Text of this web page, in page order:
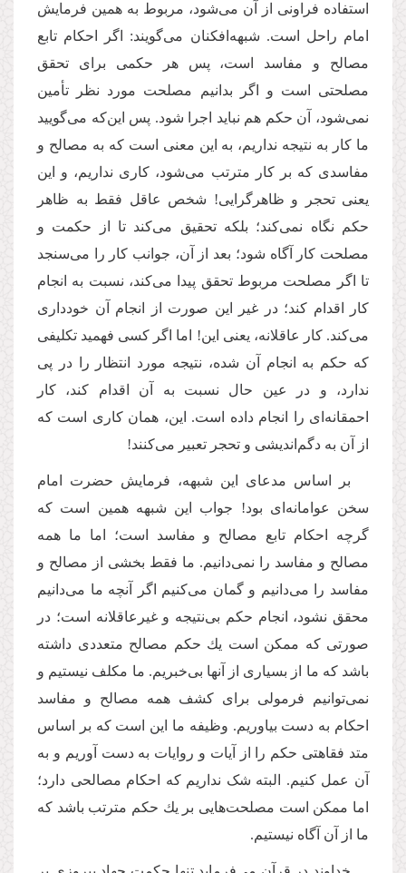
استفاده فراونی از آن می‌شود، مربوط به همین فرمایش
امام راحل است. شبهه‌افكنان می‌گویند: اگر احکام تابع
مصالح و مفاسد است، پس هر حکمی برای تحقق
مصلحتی است و اگر بدانیم مصلحت مورد نظر تأمین
نمی‌شود، آن حکم هم نباید اجرا شود. پس ‌این‌كه می‌گویید
ما کار به نتیجه نداریم، به این معنی است كه به مصالح و
مفاسدی که بر کار مترتب می‌شود، کاری نداریم، و این
یعنی تحجر و ظاهرگرایی! شخص عاقل فقط به ظاهر
حكم نگاه نمی‌كند؛ بلكه تحقیق می‌كند تا از حكمت و
مصلحت کار آگاه شود؛ بعد از آن، جوانب كار را می‌سنجد
تا اگر مصلحت مربوط تحقق پیدا می‌کند، نسبت به انجام
كار اقدام کند؛ در غیر این صورت از انجام آن خودداری
می‌كند. كار عاقلانه، یعنی این! اما اگر كسی فهمید تکلیفی
كه حكم به انجام آن شده، نتیجه مورد انتظار را در پی
ندارد، و در عین حال نسبت به آن اقدام كند، کار
احمقانه‌ای را انجام داده است. این، همان كاری است كه
از آن به دگم‌اندیشی و تحجر تعبیر می‌کنند!
بر اساس مدعای این شبهه، فرمایش حضرت امام
سخن عوامانه‌ای بود! جواب این شبهه همین است که
گرچه احکام تابع مصالح و مفاسد است؛ اما ما همه
مصالح و مفاسد را نمی‌دانیم. ما فقط بخشی از مصالح و
مفاسد را می‌دانیم و گمان می‌كنیم اگر آنچه ما می‌دانیم
محقق نشود، انجام حکم بی‌نتیجه و غیرعاقلانه است؛ در
صورتی که ممکن است یك حکم مصالح متعددی داشته
باشد كه ما از بسیاری از آنها بی‌خبریم. ما مکلف نیستیم و
نمی‌توانیم فرمولی برای كشف همه مصالح و مفاسد
احكام به دست بیاوریم. وظیفه ما این است که بر اساس
متد فقاهتی حكم را از آیات و روایات به دست آوریم و به
آن عمل كنیم. البته شک نداریم که احکام مصالحی دارد؛
اما ممكن است مصلحت‌‌هایی بر یك حكم مترتب باشد كه
ما از آن آگاه نیستیم.